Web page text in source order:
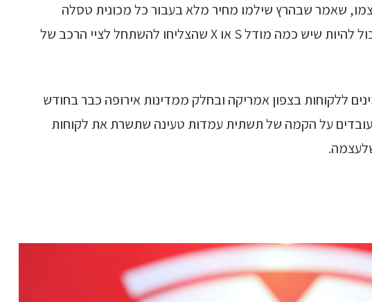
שאמר שבהרץ שילמו מחיר מלא בעבור כל מכונית טסלה
, אם כי יכול להיות שיש כמה מודל S או X שהצליחו להשתחל לציי הרכב של
ללקוחות בצפון אמריקה ובחלק ממדינות אירופה כבר בחודש
על הקמה של תשתית עמדות טעינה שתשרת את לקוחות